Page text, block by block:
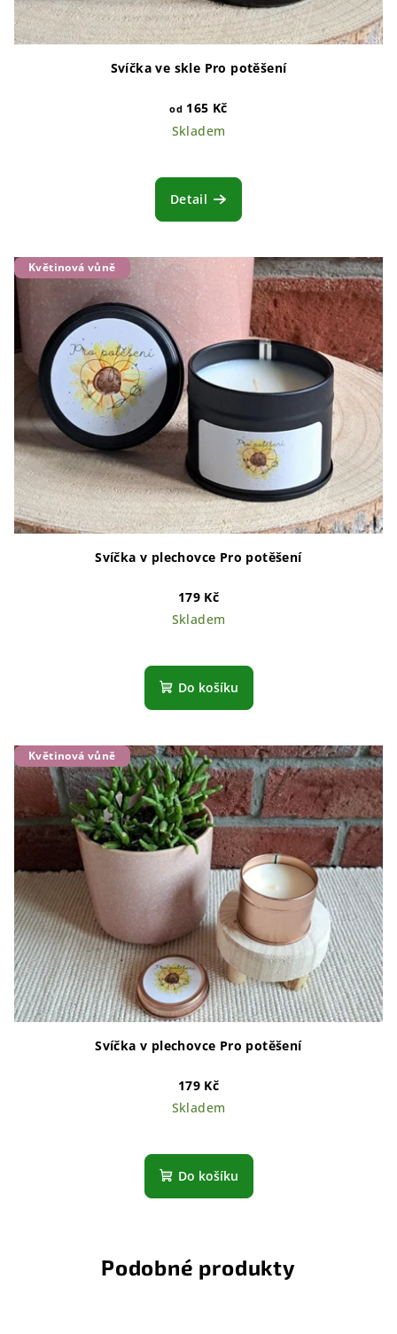
Svíčka ve skle Pro potěšení
od 165 Kč
Skladem
Detail
Květinová vůně
Svíčka v plechovce Pro potěšení
179 Kč
Skladem
Do košíku
Květinová vůně
Svíčka v plechovce Pro potěšení
179 Kč
Skladem
Do košíku
Podobné produkty